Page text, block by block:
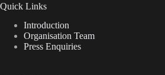
Quick Links
Introduction
Organisation Team
Press Enquiries